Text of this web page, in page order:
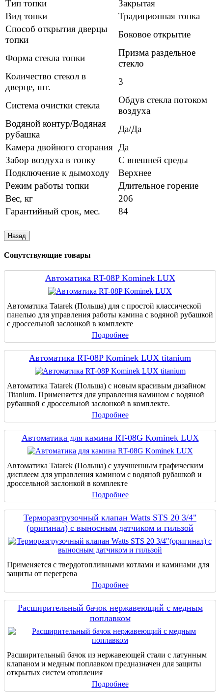
Тип топки
Закрытая
Вид топки
Традиционная топка
Способ открытия дверцы
топки
Боковое открытие
Форма стекла топки
Призма раздельное
стекло
Количество стекол в
дверце, шт.
3
Система очистки стекла
Обдув стекла потоком
воздуха
Водяной контур/Водяная
рубашка
Да/Да
Камера двойного сгорания
Да
Забор воздуха в топку
С внешней среды
Подключение к дымоходу
Верхнее
Режим работы топки
Длительное горение
Вес, кг
206
Гарантийный срок, мес.
84
Сопутствующие товары
Автоматика RT-08P Kominek LUX
Автоматика Tatarek (Польша) для с простой классической
панелью для управления работы камина с водяной рубашкой
с дроссельной заслонкой в комплекте
Подробнее
Автоматика RT-08P Kominek LUX titanium
Автоматика Tatarek (Польша) с новым красивым дизайном
Titanium. Применяется для управления камином с водяной
рубашкой с дроссельной заслонкой в комплекте.
Подробнее
Автоматика для камина RT-08G Kominek LUX
Автоматика Tatarek (Польша) с улучшенным графическим
дисплеем для управления камином с водяной рубашкой и
дроссельной заслонкой в комплекте
Подробнее
Терморазгрузочный клапан Watts STS 20 3/4"
(оригинал) с выносным датчиком и гильзой
Применяется с твердотопливными котлами и каминами для
защиты от перегрева
Подробнее
Расширительный бачок нержавеющий с медным
поплавком
Расширительный бачок из нержавеющей стали с латунным
клапаном и медным поплавком предназначен для защиты
открытых систем отопления
Подробнее